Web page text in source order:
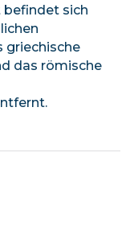
sich
griechische
das römische